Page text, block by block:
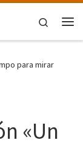
Search
para mirar
«Un